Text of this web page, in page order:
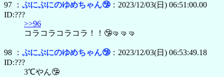
97 ： ぷにぷにのゆめちゃん🤥：2023/12/03(日) 06:51:00.00
ID:???
>>96
コラコラコラコラ！！🤥🤜🤜🤜
98 ： ぷにぷにのゆめちゃん🤥：2023/12/03(日) 06:53:49.18
ID:???
3℃やん🤥